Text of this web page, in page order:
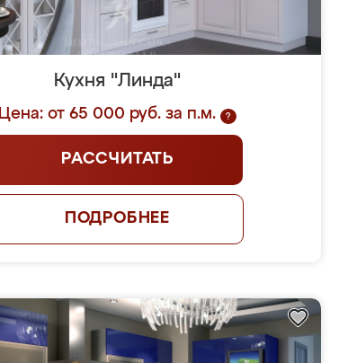
Кухня "Линда"
Цена: от 65 000 руб. за п.м. ?
РАССЧИТАТЬ
ПОДРОБНЕЕ